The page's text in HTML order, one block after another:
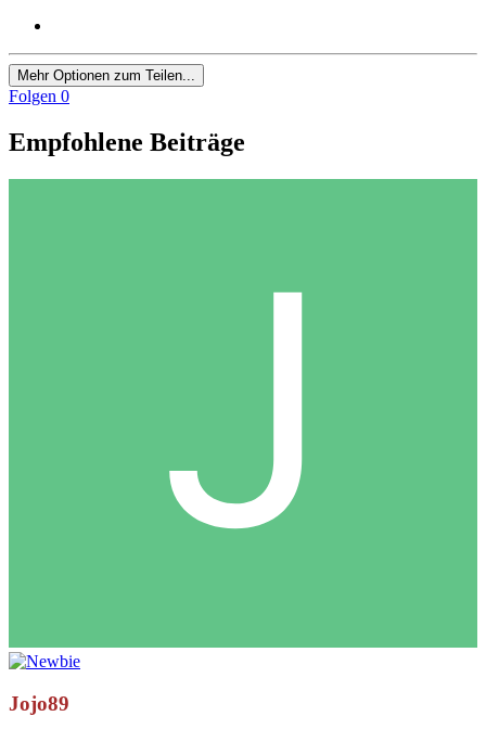
Mehr Optionen zum Teilen...
Folgen 0
Empfohlene Beiträge
Jojo89